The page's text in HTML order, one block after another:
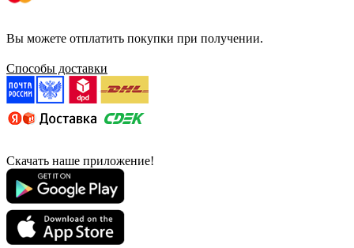
Вы можете отплатить покупки при получении.
Способы доставки
Скачать наше приложение!